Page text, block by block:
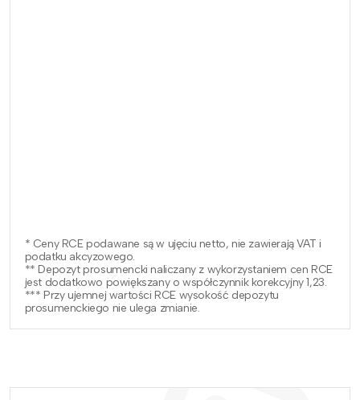
* Ceny RCE podawane są w ujęciu netto, nie zawierają VAT i
podatku akcyzowego.
** Depozyt prosumencki naliczany z wykorzystaniem cen RCE
jest dodatkowo powiększany o współczynnik korekcyjny 1,23.
*** Przy ujemnej wartości RCE wysokość depozytu
prosumenckiego nie ulega zmianie.